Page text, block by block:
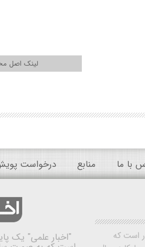
لینک اصل
با ما منابع درخواست
است که
"اخبار علمی" یک